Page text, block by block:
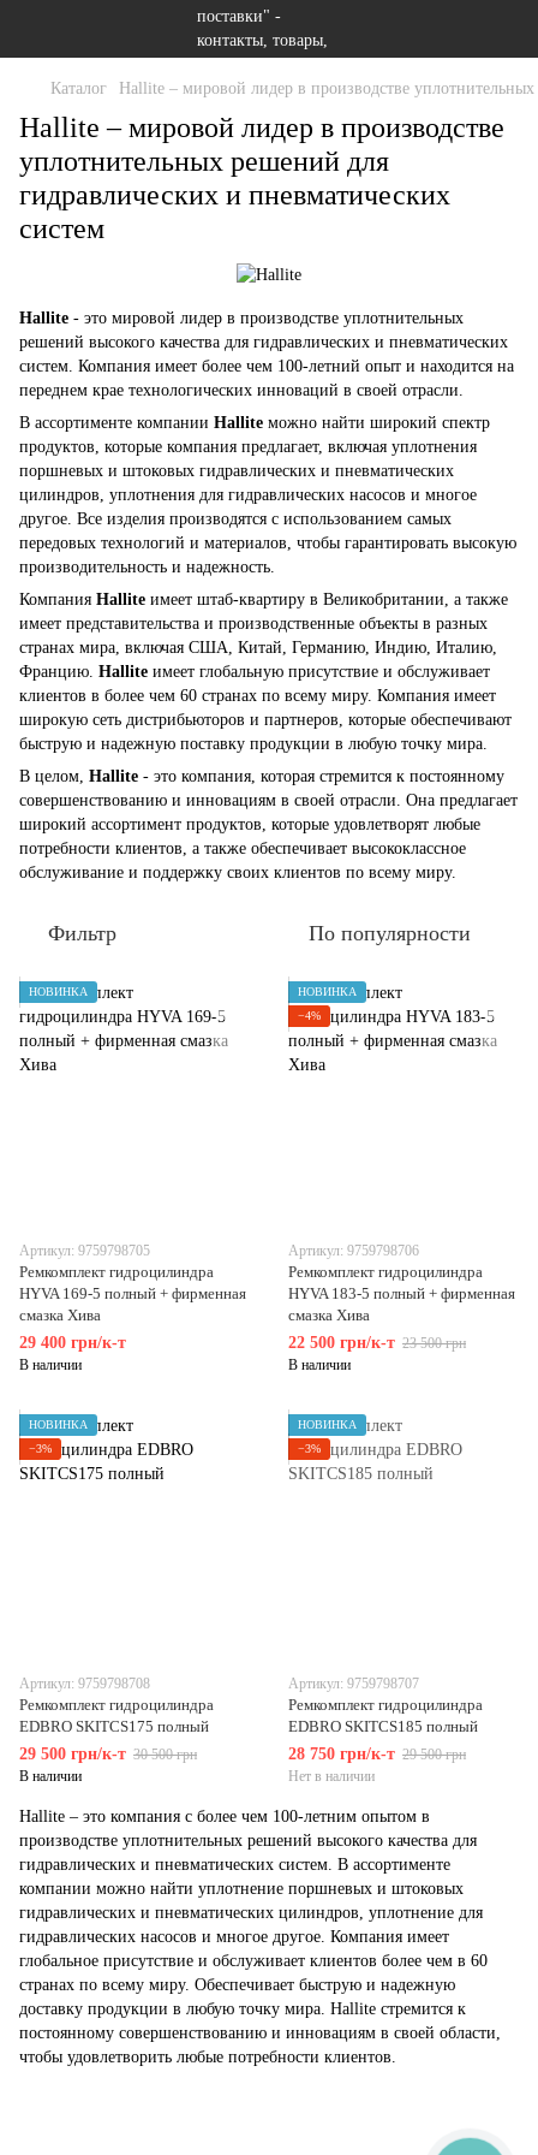
Каталог Hallite – мировой лидер в производстве
Hallite – мировой лидер в производстве
уплотнительных решений для
гидравлических и пневматических
систем
Hallite - это мировой лидер в производстве уплотнительных
решений высокого качества для гидравлических и пневматических
систем. Компания имеет более чем 100-летний опыт и находится на
переднем крае технологических инноваций в своей отрасли.
В ассортименте компании Hallite можно найти широкий спектр
продуктов, которые компания предлагает, включая уплотнения
поршневых и штоковых гидравлических и пневматических
цилиндров, уплотнения для гидравлических насосов и многое
другое. Все изделия производятся с использованием самых
передовых технологий и материалов, чтобы гарантировать высокую
производительность и надежность.
Компания Hallite имеет штаб-квартиру в Великобритании, а также
имеет представительства и производственные объекты в разных
странах мира, включая США, Китай, Германию, Индию, Италию,
Францию. Hallite имеет глобальную присутствие и обслуживает
клиентов в более чем 60 странах по всему миру. Компания имеет
широкую сеть дистрибьюторов и партнеров, которые обеспечивают
быструю и надежную поставку продукции в любую точку мира.
В целом, Hallite - это компания, которая стремится к постоянному
совершенствованию и инновациям в своей отрасли. Она предлагает
широкий ассортимент продуктов, которые удовлетворят любые
потребности клиентов, а также обеспечивает высококлассное
обслуживание и поддержку своих клиентов по всему миру.
Фильтр По популярности
НОВИНКА
Артикул: 9759798705
Ремкомплект гидроцилиндра
HYVA 169-5 полный + фирменная
смазка Хива
29 400 грн/к-т
В наличии
НОВИНКА
−4%
Артикул: 9759798706
Ремкомплект гидроцилиндра
HYVA 183-5 полный + фирменная
смазка Хива
22 500 грн/к-т 23 500 грн
В наличии
НОВИНКА
−3%
Артикул: 9759798708
Ремкомплект гидроцилиндра
EDBRO SKITCS175 полный
29 500 грн/к-т 30 500 грн
В наличии
НОВИНКА
−3%
Артикул: 9759798707
Ремкомплект гидроцилиндра
EDBRO SKITCS185 полный
28 750 грн/к-т 29 500 грн
Нет в наличии
Hallite – это компания с более чем 100-летним опытом в
производстве уплотнительных решений высокого качества для
гидравлических и пневматических систем. В ассортименте
компании можно найти уплотнение поршневых и штоковых
гидравлических и пневматических цилиндров, уплотнение для
гидравлических насосов и многое другое. Компания имеет
глобальное присутствие и обслуживает клиентов более чем в 60
странах по всему миру. Обеспечивает быструю и надежную
доставку продукции в любую точку мира. Hallite стремится к
постоянному совершенствованию и инновациям в своей области,
чтобы удовлетворить любые потребности клиентов.